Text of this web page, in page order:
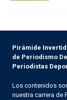
Pirámide
de Periodismo
Periodistas
Los contenidos
nuestra carrera de